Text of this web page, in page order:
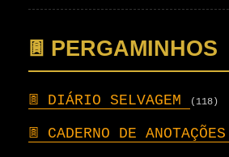
𖣍 PERGAMINHOS
𖣍 DIÁRIO SELVAGEM (118)
𖣍 CADERNO DE ANOTAÇÕES